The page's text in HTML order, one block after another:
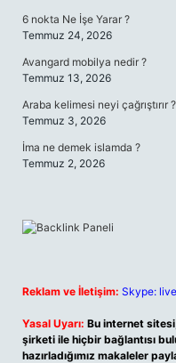
6 nokta Ne İşe Yarar ?
Temmuz 24, 2026
Avangard mobilya nedir ?
Temmuz 13, 2026
Araba kelimesi neyi çağrıştırır ?
Temmuz 3, 2026
İma ne demek islamda ?
Temmuz 2, 2026
Reklam ve İletişim: Skype:
Yasal Uyarı: Bu internet
şirketi ile hiçbir bağlantısı
hazırladığımız makaleler